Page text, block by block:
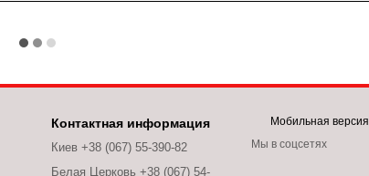
Контактная информация
Киев +38 (067) 55-390-82
Белая Церковь +38 (067) 54-
Мобильная версия
Мы в соцсетях